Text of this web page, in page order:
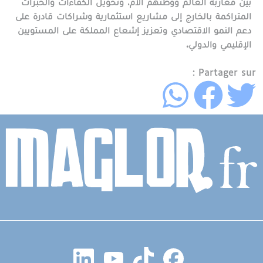
بين مغاربة العالم ووطنهم الأم، وتحويل الكفاءات والخبرات
المتراكمة بالخارج إلى مشاريع استثمارية وشراكات قادرة على
دعم النمو الاقتصادي وتعزيز إشعاع المملكة على المستويين
الإقليمي والدولي.
Partager sur :